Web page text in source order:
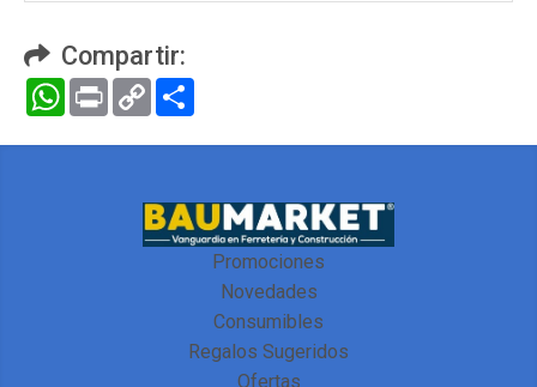
Compartir:
WhatsApp
Print Copy
Link
Promociones
Novedades
Consumibles
Regalos Sugeridos
Ofertas